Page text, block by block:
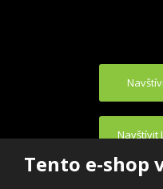
Tento e-shop
Navštívit